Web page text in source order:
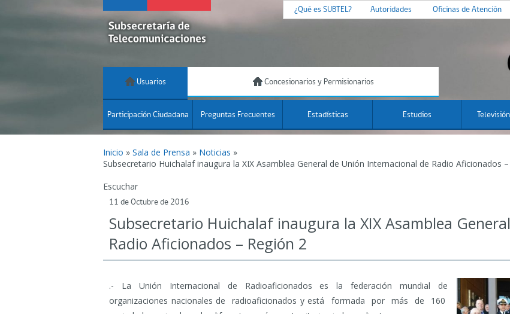
¿Qué es SUBTEL? Autoridades Oficinas de Atención
Usuarios Concesionarios y Permisionarios
Participación Ciudadana Preguntas Frecuentes Estadísticas Estudios
Inicio » Sala de Prensa » Noticias »
Subsecretario Huichalaf inaugura la XIX Asamblea General de Unión Internacional de Radio Aficionados
Escuchar
11 de Octubre de 2016
Subsecretario Huichalaf inaugura la XIX Asamblea
Radio Aficionados – Región 2
.- La Unión Internacional de Radioaficionados es la federación mundial de
organizaciones nacionales de radioaficionados y está formada por más de 160